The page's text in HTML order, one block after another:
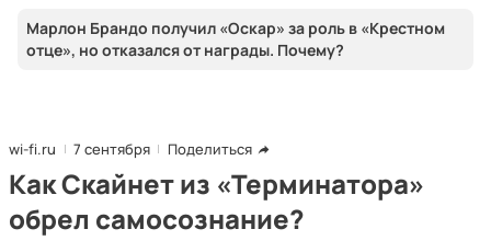
Марлон Брандо получил «Оскар» за роль в «Крестном
отце», но отказался от награды. Почему?
wi-fi.ru 7 сентября Поделиться
Как Скайнет из «Терминатора»
обрел самосознание?